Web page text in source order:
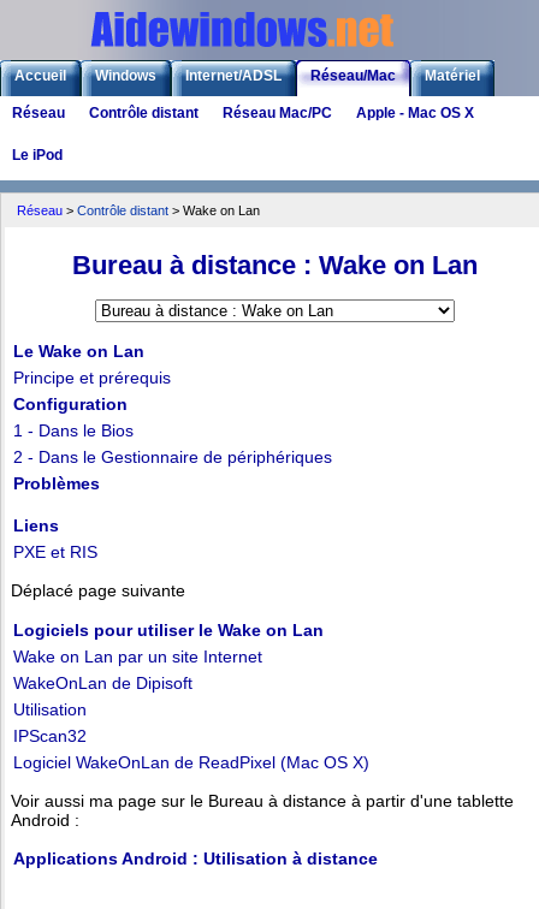
Accueil Windows Internet/ADSL Réseau/Mac Matériel
Logiciels Liens Jeux
Réseau Contrôle distant Réseau Mac/PC Apple - Mac OS X
Le iPod
Réseau > Contrôle distant > Wake on Lan
Bureau à distance : Wake on Lan
Le Wake on Lan
Principe et prérequis
Configuration
1 - Dans le Bios
2 - Dans le Gestionnaire de périphériques
Problèmes
Liens
PXE et RIS
Déplacé page suivante
Logiciels pour utiliser le Wake on Lan
Wake on Lan par un site Internet
WakeOnLan de Dipisoft
Utilisation
IPScan32
Logiciel WakeOnLan de ReadPixel (Mac OS X)
Voir aussi ma page sur le Bureau à distance à partir d'une tablette
Android :
Applications Android : Utilisation à distance